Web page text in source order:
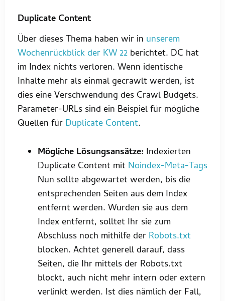
Duplicate Content
Über dieses Thema haben wir in unserem
Wochenrückblick der KW 22 berichtet. DC hat
im Index nichts verloren. Wenn identische
Inhalte mehr als einmal gecrawlt werden, ist
dies eine Verschwendung des Crawl Budgets.
Parameter-URLs sind ein Beispiel für mögliche
Quellen für Duplicate Content.
Mögliche Lösungsansätze: Indexierten
Duplicate Content mit Noindex-Meta-Tags
Nun sollte abgewartet werden, bis die
entsprechenden Seiten aus dem Index
entfernt werden. Wurden sie aus dem
Index entfernt, solltet Ihr sie zum
Abschluss noch mithilfe der Robots.txt
blocken. Achtet generell darauf, dass
Seiten, die Ihr mittels der Robots.txt
blockt, auch nicht mehr intern oder extern
verlinkt werden. Ist dies nämlich der Fall,